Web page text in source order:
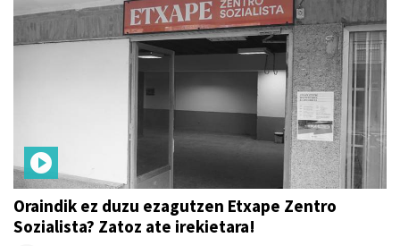
Oraindik ez duzu ezagutzen Etxape Zentro
Sozialista? Zatoz ate irekietara!